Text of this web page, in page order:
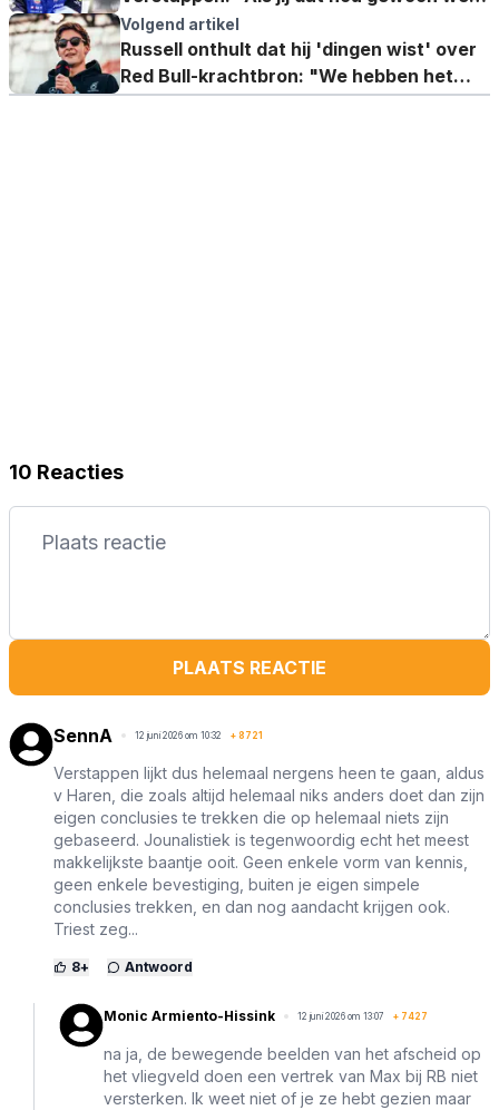
voorspelt!"
Volgend artikel
Russell onthult dat hij 'dingen wist' over
Red Bull-krachtbron: "We hebben het
afgesproken"
10 Reacties
PLAATS REACTIE
SennA 12 juni 2026 om 10:32 + 8721
Verstappen lijkt dus helemaal nergens heen te gaan, aldus
v Haren, die zoals altijd helemaal niks anders doet dan zijn
eigen conclusies te trekken die op helemaal niets zijn
gebaseerd. Jounalistiek is tegenwoordig echt het meest
makkelijkste baantje ooit. Geen enkele vorm van kennis,
geen enkele bevestiging, buiten je eigen simpele
conclusies trekken, en dan nog aandacht krijgen ook.
Triest zeg...
8+ Antwoord
Monic Armiento-Hissink 12 juni 2026 om 13:07 + 7427
na ja, de bewegende beelden van het afscheid op
het vliegveld doen een vertrek van Max bij RB niet
versterken. Ik weet niet of je ze hebt gezien maar